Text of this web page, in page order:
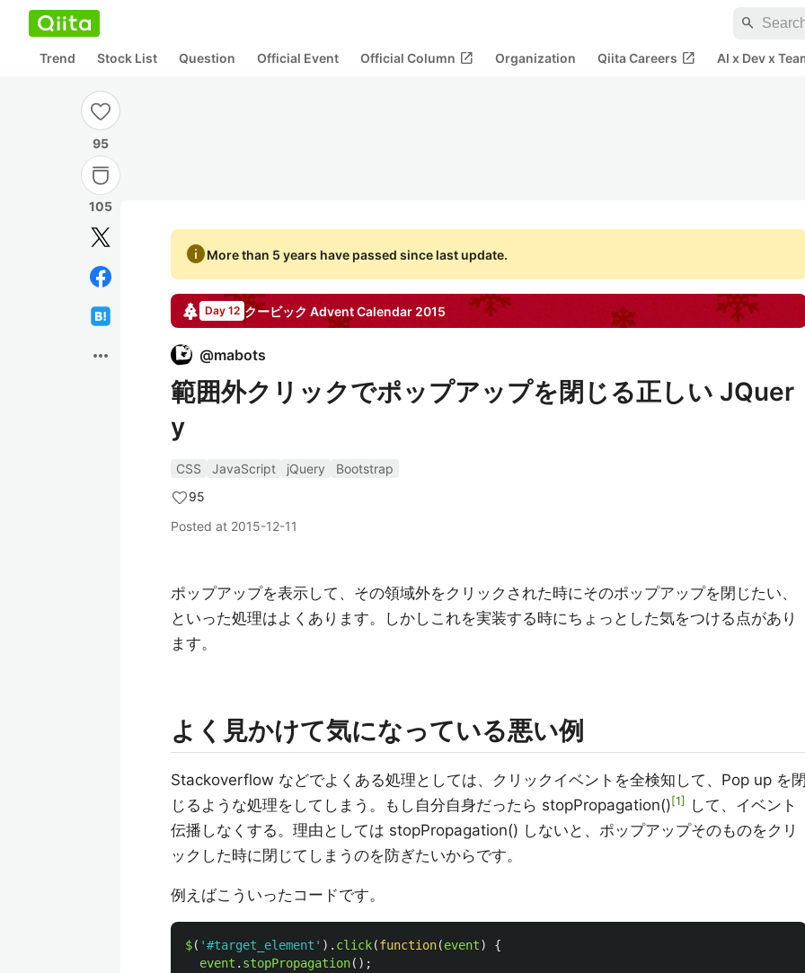
search
Trend Stock List Question Official Event Official Column open_in_new Organization Qiita Careers open_in_new AI x Dev x
95
105
more_horiz
infoMore than 5 years have passed since last update.
Day 12 クービック Advent Calendar 2015
@mabots
範囲外クリックでポップアップを閉じる正しい JQuer
y
CSS JavaScript jQuery
Bootstrap
95
Posted at 2015-12-11
ポップアップを表示して、その領域外をクリックされた時にそのポップアップを閉じたい、
といった処理はよくあります。しかしこれを実装する時にちょっとした気をつける点があり
ます。
よく見かけて気になっている悪い例
Stackoverflow などでよくある処理としては、クリックイベントを全検知して、Pop up を
じるような処理をしてしまう。もし自分自身だったら stopPropagation() 1
して、イベント
伝播しなくする。理由としては stopPropagation() しないと、ポップアップそのものをクリ
ックした時に閉じてしまうのを防ぎたいからです。
例えばこういったコードです。
$( '#target_element ' ). click(function(event)
{
event . stopPropagation();